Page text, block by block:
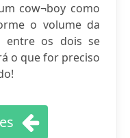
cow¬boy como
o volume da
entre os dois se
o que for preciso